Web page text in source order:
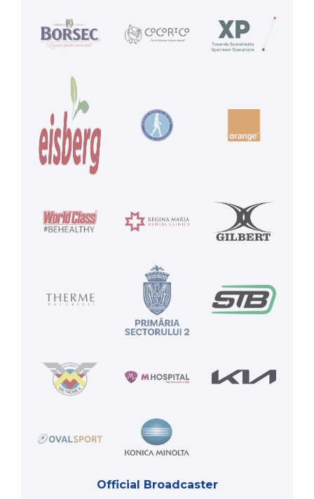
Official Broadcaster